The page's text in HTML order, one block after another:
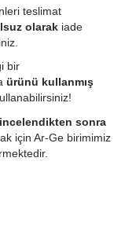
teslimat
olarak iade
bir
ürünü kullanmış
incelendikten sonra
için Ar-Ge birimimiz